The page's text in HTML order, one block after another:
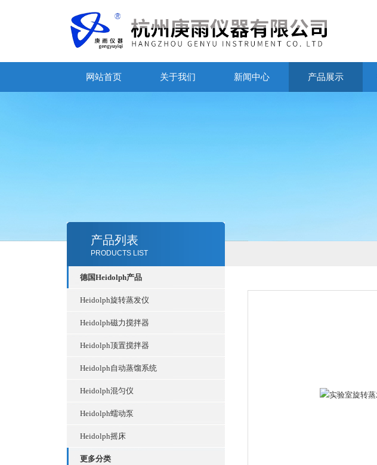
网站首页 关于我们 新闻中心 产品展示
产品列表
PRODUCTS LIST
德国Heidolph产品
Heidolph旋转蒸发仪
Heidolph磁力搅拌器
Heidolph顶置搅拌器
Heidolph自动蒸馏系统
Heidolph混匀仪
Heidolph蠕动泵
Heidolph摇床
更多分类